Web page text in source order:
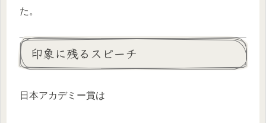
た。
印象に残るスピーチ
日本アカデミー賞は